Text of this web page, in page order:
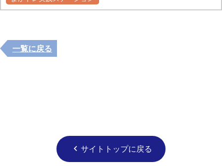
一覧に戻る
chevron_left サイトトップに戻る